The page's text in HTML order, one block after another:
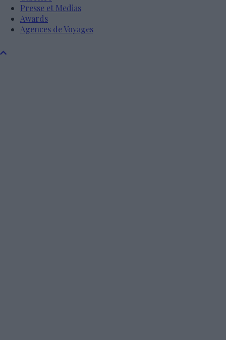
Presse et Medias
Awards
Agences de Voyages